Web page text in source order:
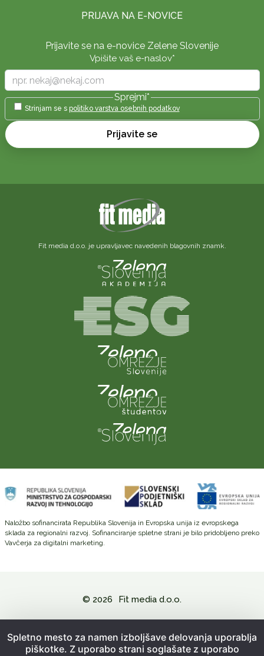
PRIJAVA NA E-NOVICE
Prijavite se na e-novice Zelene Slovenije
Vpišite vaš e-naslov*
Sprejmi*
Strinjam se s politiko varstva osebnih podatkov
Prijavite se
Fit media d.o.o. je upravljavec navedenih blagovnih znamk.
Naložbo sofinancirata Republika Slovenija in Evropska unija iz evropskega
sklada za regionalni razvoj. Sofinanciranje spletne strani je bilo pridobljeno preko
Vavčerja za digitalni marketing.
© 2026 Fit media d.o.o.
Splošni pogoji poslovanja
Spletno mesto za namen izboljšave delovanja uporablja
piškotke. Z uporabo strani soglašate z uporabo